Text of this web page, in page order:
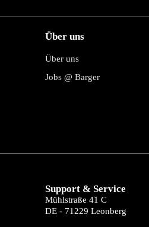
Über uns
Über uns
Jobs @ Barger
Support & Service
Mühlstraße 41 C
DE - 71229 Leonberg